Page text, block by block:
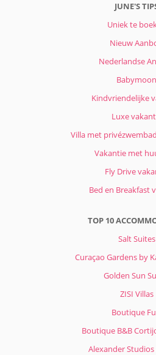
JUNE'S
Uniek te
Nieuw
Nederlandse
Babymoon
Kindvriendelijke
Luxe
Villa met
Vakantie met
Fly Drive
Bed en Breakfast
TOP 10
Salt Suites
Curaçao Gardens by
Golden Sun
ZISI Villas
Boutique
Boutique B&B
Alexander Studios